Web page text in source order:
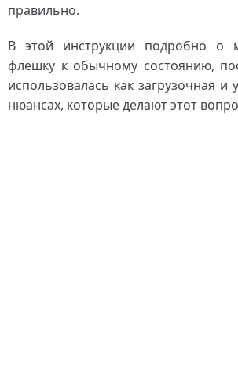
правильно.
В этой инструкции подробно о
флешку к обычному состоянию,
использовалась как загрузочная и
нюансах, которые делают этот